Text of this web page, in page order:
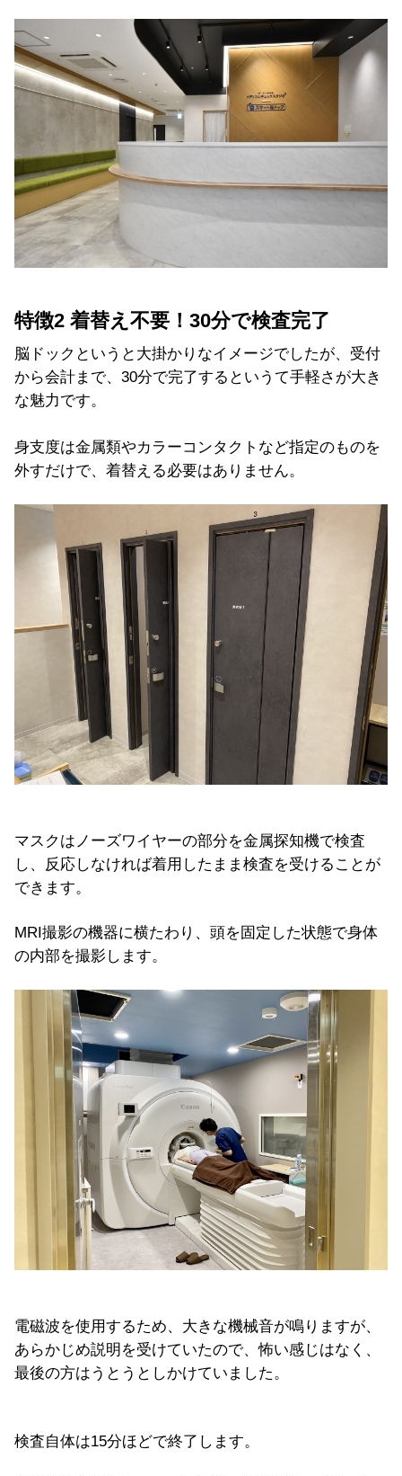
特徴2 着替え不要！30分で検査完了
脳ドックというと大掛かりなイメージでしたが、受付
から会計まで、30分で完了するというて手軽さが大き
な魅力です。
身支度は金属類やカラーコンタクトなど指定のものを
外すだけで、着替える必要はありません。
マスクはノーズワイヤーの部分を金属探知機で検査
し、反応しなければ着用したまま検査を受けることが
できます。
MRI撮影の機器に横たわり、頭を固定した状態で身体
の内部を撮影します。
電磁波を使用するため、大きな機械音が鳴りますが、
あらかじめ説明を受けていたので、怖い感じはなく、
最後の方はうとうとしかけていました。
検査自体は15分ほどで終了します。